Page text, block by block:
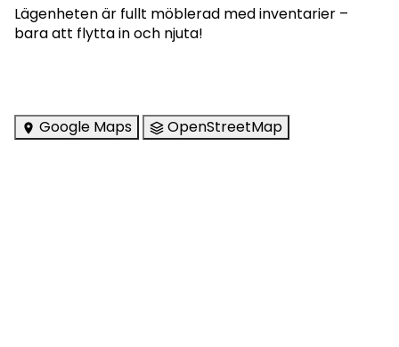
Lägenheten är fullt möblerad med inventarier –
bara att flytta in och njuta!
Google Maps OpenStreetMap